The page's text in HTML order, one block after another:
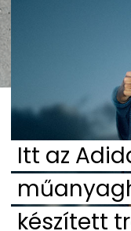
Itt az
készített